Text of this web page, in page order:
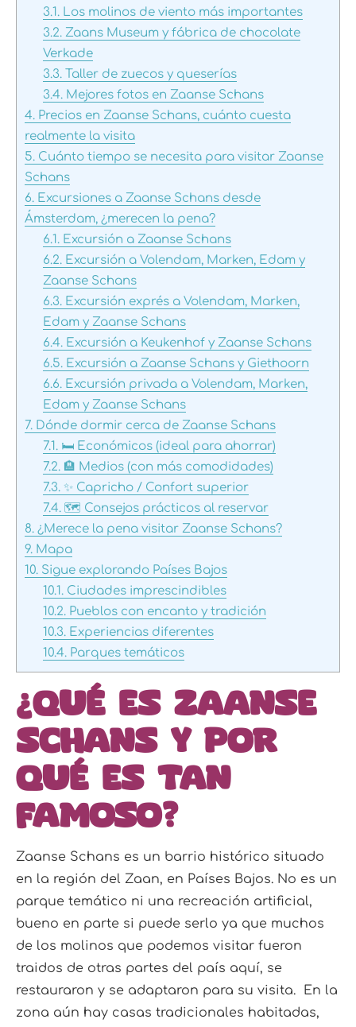
3.1.Los molinos de viento más importantes
3.2.Zaans Museum y fábrica de chocolate
Verkade
3.3.Taller de zuecos y queserías
3.4.Mejores fotos en Zaanse Schans
4. Precios en Zaanse Schans, cuánto cuesta
realmente la visita
5. Cuánto tiempo se necesita para visitar Zaanse
Schans
6. Excursiones a Zaanse Schans desde
Ámsterdam, ¿merecen la pena?
6.1.Excursión a Zaanse Schans
6.2.Excursión a Volendam, Marken, Edam y
Zaanse Schans
6.3.Excursión exprés a Volendam, Marken,
Edam y Zaanse Schans
6.4.Excursión a Keukenhof y Zaanse Schans
6.5.Excursión a Zaanse Schans y Giethoorn
6.6.Excursión privada a Volendam, Marken,
Edam y Zaanse Schans
7. Dónde dormir cerca de Zaanse Schans
7.1.🛏️ Económicos (ideal para ahorrar)
7.2.🏨 Medios (con más comodidades)
7.3.✨ Capricho / Confort superior
7.4.🗺️ Consejos prácticos al reservar
8. ¿Merece la pena visitar Zaanse Schans?
9. Mapa
10. Sigue explorando Países Bajos
10.1.Ciudades imprescindibles
10.2.Pueblos con encanto y tradición
10.3.Experiencias diferentes
10.4.Parques temáticos
¿Qué es Zaanse
Schans y por
qué es tan
famoso?
Zaanse Schans es un barrio histórico situado
en la región del Zaan, en Países Bajos. No es un
parque temático ni una recreación artificial,
bueno en parte si puede serlo ya que muchos
de los molinos que podemos visitar fueron
traidos de otras partes del país aquí, se
restauraron y se adaptaron para su visita. En la
zona aún hay casas tradicionales habitadas,